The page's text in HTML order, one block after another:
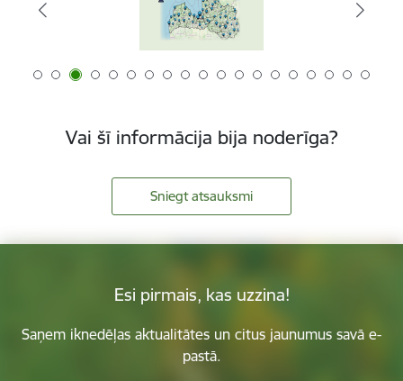
Vai šī informācija bija noderīga?
Sniegt atsauksmi
Esi pirmais, kas uzzina!
Saņem iknedēļas aktualitātes un citus jaunumus savā e-
pastā.